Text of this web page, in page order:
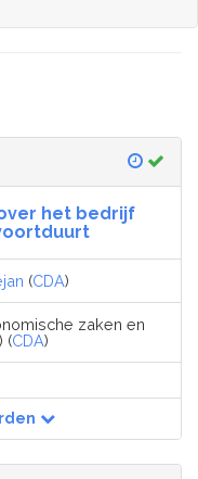
het bedrijf
(CDA)
zaken en
(CDA)